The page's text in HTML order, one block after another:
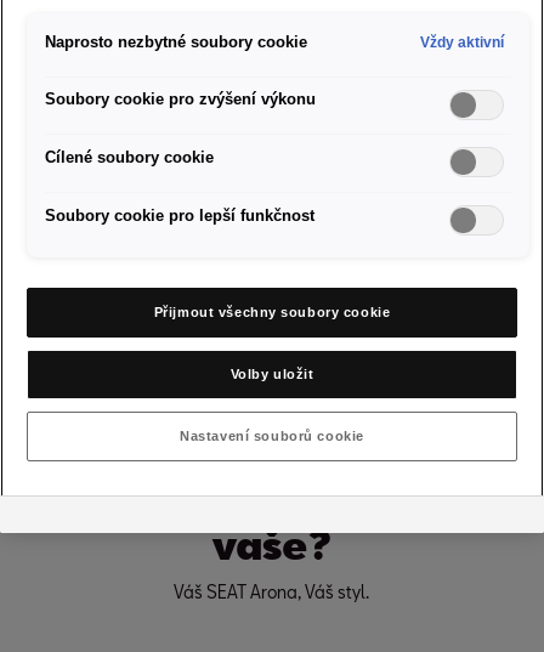
Která z variant bude
vaše?
Váš SEAT Arona, Váš styl.
Naprosto nezbytné soubory cookie Vždy aktivní
Soubory cookie pro zvýšení výkonu
Cílené soubory cookie
Soubory cookie pro lepší funkčnost
Přijmout všechny soubory cookie
Volby uložit
Nastavení souborů cookie